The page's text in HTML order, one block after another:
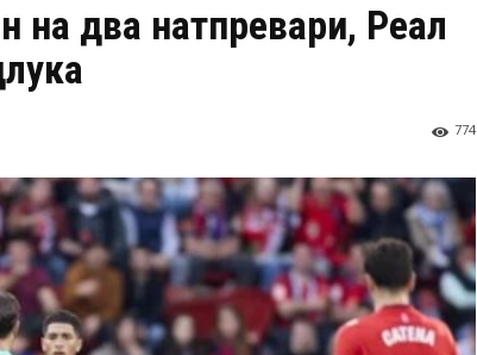
на два натпревари, Реал
774